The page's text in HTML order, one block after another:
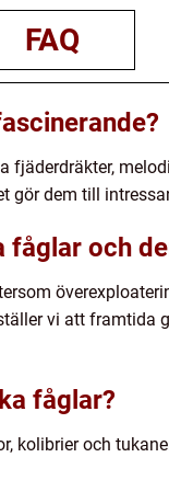
FAQ
gör dem till
och
vi att framtida
fåglar?
kolibrier och